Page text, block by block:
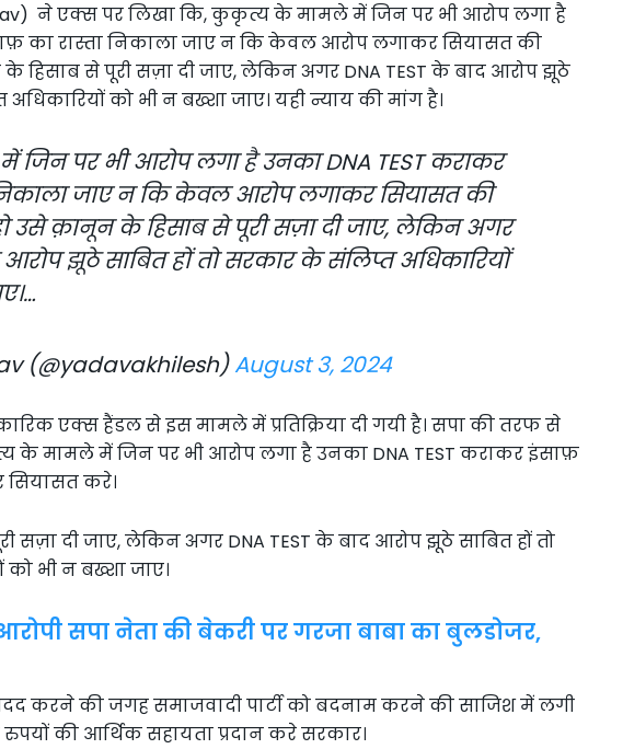
ने एक्स पर लिखा कि, कुकृत्य के मामले में जिन पर भी आरोप लगा है
का रास्ता निकाला जाए न कि केवल आरोप लगाकर सियासत की
के हिसाब से पूरी सज़ा दी जाए, लेकिन अगर DNA TEST के बाद आरोप झूठे
को भी न बख्शा जाए। यही न्याय की मांग है।
पर भी आरोप लगा है उनका DNA TEST कराकर
जाए न कि केवल आरोप लगाकर सियासत की
हो उसे क़ानून के हिसाब से पूरी सज़ा दी जाए, लेकिन अगर
आरोप झूठे साबित हों तो सरकार के संलिप्त अधिकारियों
(@yadavakhilesh)August 3, 2024
एक्स हैंडल से इस मामले में प्रतिक्रिया दी गयी है। सपा की तरफ से
के मामले में जिन पर भी आरोप लगा है उनका DNA TEST कराकर इंसाफ़
सियासत करे।
सज़ा दी जाए, लेकिन अगर DNA TEST के बाद आरोप झूठे साबित हों तो
भी न बख्शा जाए।
सपा नेता की बेकरी पर गरजा बाबा का बुलडोजर,
करने की जगह समाजवादी पार्टी को बदनाम करने की साजिश में लगी
की आर्थिक सहायता प्रदान करे सरकार।